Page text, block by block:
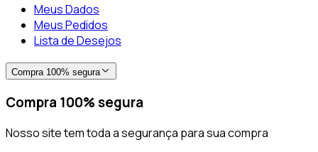
Meus Dados
Meus Pedidos
Lista de Desejos
Compra 100% segura
Compra 100% segura
Nosso site tem toda a segurança para sua compra